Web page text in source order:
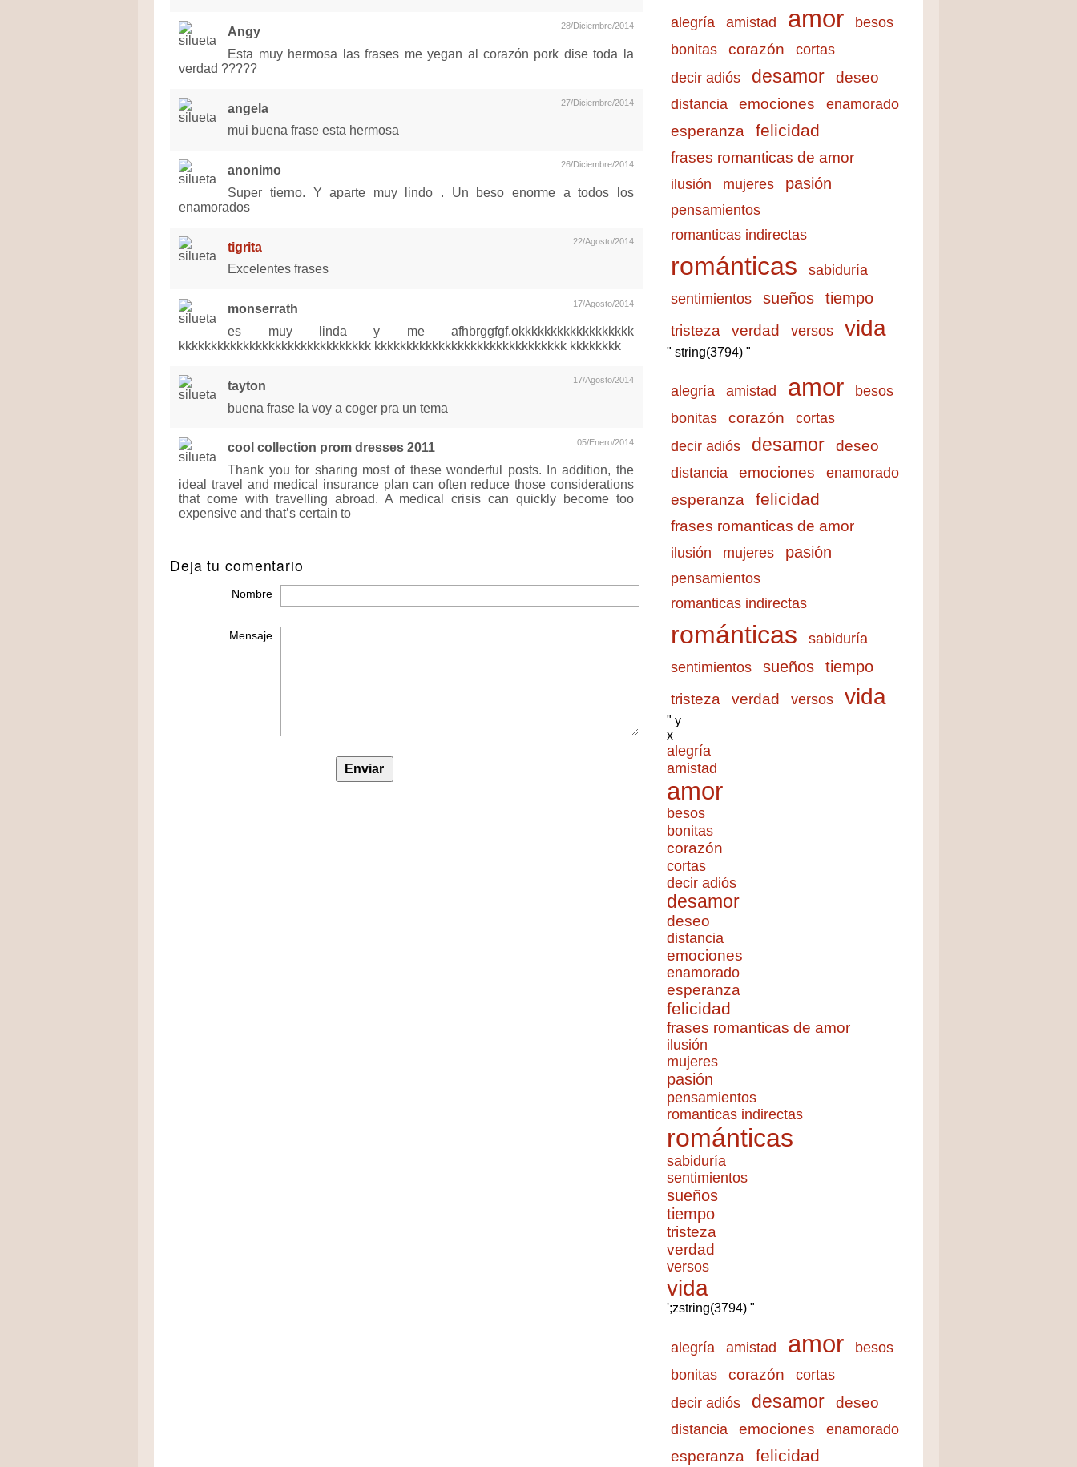
28/Diciembre/2014
Angy
Esta muy hermosa las frases me yegan al corazón pork dise toda la
verdad ?????
27/Diciembre/2014
angela
mui buena frase esta hermosa
26/Diciembre/2014
anonimo
Super tierno. Y aparte muy lindo . Un beso enorme a todos los
enamorados
22/Agosto/2014
tigrita
Excelentes frases
17/Agosto/2014
monserrath
es muy linda y me afhbrggfgf.okkkkkkkkkkkkkkkkkk
kkkkkkkkkkkkkkkkkkkkkkkkkkkkkk kkkkkkkkkkkkkkkkkkkkkkkkkkkkkk kkkkkkkk
17/Agosto/2014
tayton
buena frase la voy a coger pra un tema
05/Enero/2014
cool collection prom dresses 2011
Thank you for sharing most of these wonderful posts. In addition, the
ideal travel and medical insurance plan can often reduce those considerations
that come with travelling abroad. A medical crisis can quickly become too
expensive and that’s certain to
Deja tu comentario
Nombre
Mensaje
alegría amistad amor besos
bonitas corazón cortas
decir adiós desamor deseo
distancia emociones enamorado
esperanza felicidad
frases romanticas de amor
ilusión mujeres pasión
pensamientos
romanticas indirectas
románticas
sabiduría
sentimientos
sueños tiempo
tristeza verdad versos vida
" string(3794) "
alegría amistad amor besos
bonitas corazón cortas
decir adiós desamor deseo
distancia emociones enamorado
esperanza felicidad
frases romanticas de amor
ilusión mujeres pasión
pensamientos
romanticas indirectas
románticas
sabiduría
sentimientos
sueños tiempo
tristeza verdad versos vida
" y
x
alegría
amistad
amor
besos
bonitas
corazón
cortas
decir adiós
desamor
deseo
distancia
emociones
enamorado
esperanza
felicidad
frases romanticas de amor
ilusión
mujeres
pasión
pensamientos
romanticas indirectas
románticas
sabiduría
sentimientos
sueños
tiempo
tristeza
verdad
versos
vida
';zstring(3794) "
alegría amistad amor besos
bonitas corazón cortas
decir adiós desamor deseo
distancia emociones enamorado
esperanza felicidad